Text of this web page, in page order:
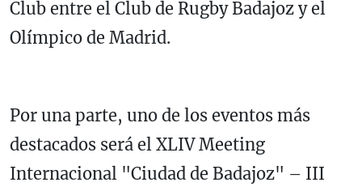
Club entre el Club de Rugby Badajoz y el
Olímpico de Madrid.
Por una parte, uno de los eventos más
destacados será el XLIV Meeting
Internacional "Ciudad de Badajoz" – III